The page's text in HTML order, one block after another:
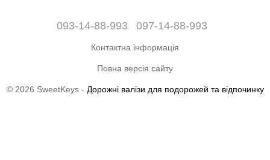
093-14-88-993 097-14-88-993
Контактна інформація
Повна версія сайту
© 2026 SweetKeys - Дорожні валізи для подорожей та відпочинку